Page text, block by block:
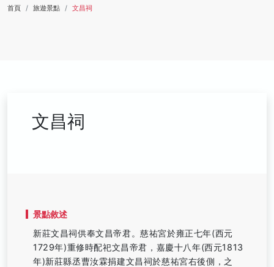
首頁 旅遊景點 文昌祠
文昌祠
景點敘述
新莊文昌祠供奉文昌帝君。慈祐宮於雍正七年(西元
1729年)重修時配祀文昌帝君，嘉慶十八年(西元1813
年)新莊縣丞曹汝霖捐建文昌祠於慈祐宮右後側，之